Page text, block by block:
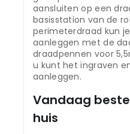
aansluiten op een
basisstation van de
perimeterdraad kun
aanleggen met de
draadpennen voor
u kunt het ingraven
aanleggen.
Vandaag
huis